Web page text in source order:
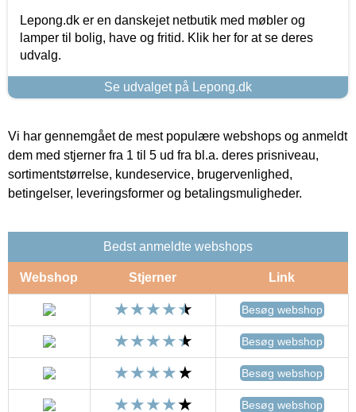
Lepong.dk er en danskejet netbutik med møbler og
lamper til bolig, have og fritid. Klik her for at se deres
udvalg.
Se udvalget på Lepong.dk
Vi har gennemgået de mest populære webshops og anmeldt
dem med stjerner fra 1 til 5 ud fra bl.a. deres prisniveau,
sortimentstørrelse, kundeservice, brugervenlighed,
betingelser, leveringsformer og betalingsmuligheder.
Bedst anmeldte webshops
Webshop Stjerner Link
Besøg webshop
Besøg webshop
Besøg webshop
Besøg webshop